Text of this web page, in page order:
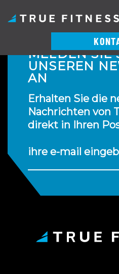
springen
MELDEN SIE
UNSEREN
AN
Erhalten Sie die
Nachrichten von
direkt in Ihren
ihre e-mail